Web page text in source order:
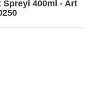
400ml - Art